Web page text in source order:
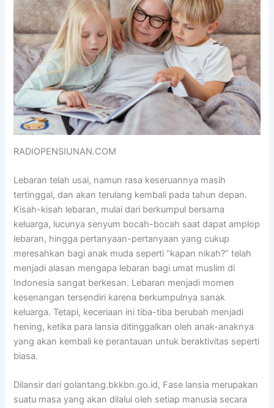
RADIOPENSIUNAN.COM
Lebaran telah usai, namun rasa keseruannya masih
tertinggal, dan akan terulang kembali pada tahun depan.
Kisah-kisah lebaran, mulai dari berkumpul bersama
keluarga, lucunya senyum bocah-bocah saat dapat amplop
lebaran, hingga pertanyaan-pertanyaan yang cukup
meresahkan bagi anak muda seperti “kapan nikah?” telah
menjadi alasan mengapa lebaran bagi umat muslim di
Indonesia sangat berkesan. Lebaran menjadi momen
kesenangan tersendiri karena berkumpulnya sanak
keluarga. Tetapi, keceriaan ini tiba-tiba berubah menjadi
hening, ketika para lansia ditinggalkan oleh anak-anaknya
yang akan kembali ke perantauan untuk beraktivitas seperti
biasa.
Dilansir dari golantang.bkkbn.go.id, Fase lansia merupakan
suatu masa yang akan dilalui oleh setiap manusia secara